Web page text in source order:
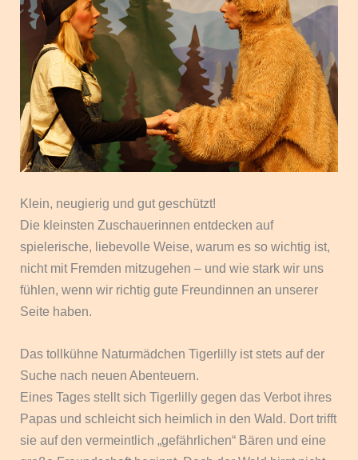
Klein, neugierig und gut geschützt!
Die kleinsten Zuschauerinnen entdecken auf
spielerische, liebevolle Weise, warum es so wichtig ist,
nicht mit Fremden mitzugehen – und wie stark wir uns
fühlen, wenn wir richtig gute Freundinnen an unserer
Seite haben.
Das tollkühne Naturmädchen Tigerlilly ist stets auf der
Suche nach neuen Abenteuern.
Eines Tages stellt sich Tigerlilly gegen das Verbot ihres
Papas und schleicht sich heimlich in den Wald. Dort trifft
sie auf den vermeintlich „gefährlichen“ Bären und eine